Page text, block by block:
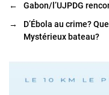
←
Gabon/l’UJPDG
→
D’Ébola au crime?
Mystérieux bateau?